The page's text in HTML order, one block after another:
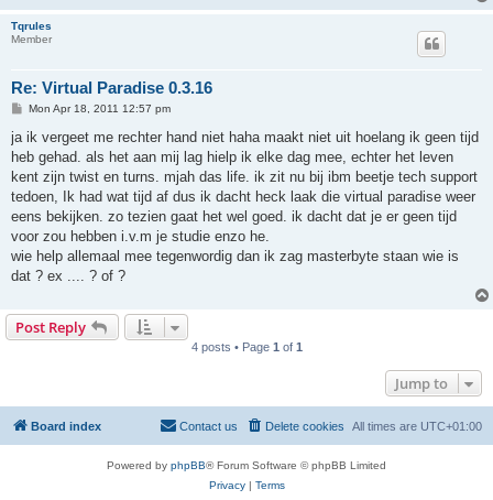
Tqrules
Member
Re: Virtual Paradise 0.3.16
P
s
Mon Apr 18, 2011 12:57 pm
ja ik vergeet me rechter hand niet haha maakt niet uit hoelang ik geen tijd
heb gehad. als het aan mij lag hielp ik elke dag mee, echter het leven
kent zijn twist en turns. mjah das life. ik zit nu bij ibm beetje tech support
tedoen, Ik had wat tijd af dus ik dacht heck laak die virtual paradise weer
eens bekijken. zo tezien gaat het wel goed. ik dacht dat je er geen tijd
voor zou hebben i.v.m je studie enzo he.
wie help allemaal mee tegenwordig dan ik zag masterbyte staan wie is
dat ? ex .... ? of ?
Post Reply
4 posts • Page 1 of 1
Jump to
Board index All times are UTC+01:00
Delete cookies
Contact us
Powered by phpBB® Forum Software © phpBB Limited
Privacy| Terms